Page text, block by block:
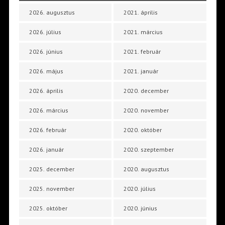
2026. augusztus
2026. július
2026. június
2026. május
2026. április
2026. március
2026. február
2026. január
2025. december
2025. november
2025. október
2021. április
2021. március
2021. február
2021. január
2020. december
2020. november
2020. október
2020. szeptember
2020. augusztus
2020. július
2020. június